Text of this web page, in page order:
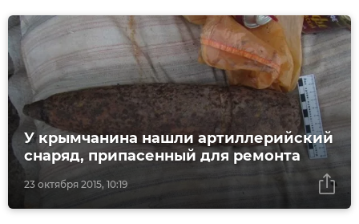
23 октября 2015, 10:19
У крымчанина нашли артиллерийский
снаряд, припасенный для ремонта